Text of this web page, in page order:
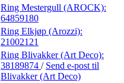
Ring Mestergull (AROCK):
64859180
Ring Elkjøp (Arozzi):
21002121
Ring Blivakker (Art Deco):
38189874 / Send e-post til
Blivakker (Art Deco)